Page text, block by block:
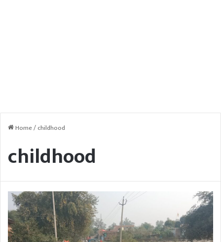
Home/childhood
childhood